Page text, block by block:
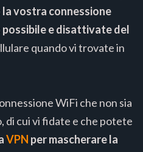
vostra connessione
e disattivate del
quando vi trovate in
WiFi che non sia
di cui vi fidate e che potete
VPN per mascherare la